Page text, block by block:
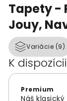
Tapety -
Jouy,
Variácie (9)
K
Premium
Náš